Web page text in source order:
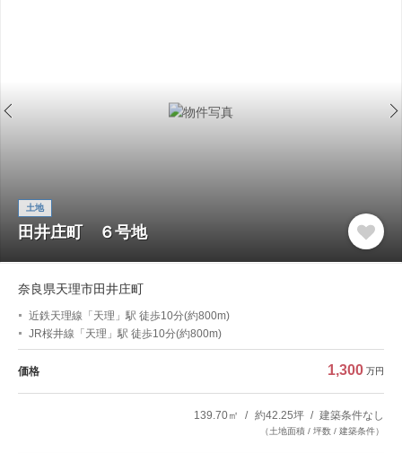
土地
田井庄町 ６号地
奈良県天理市田井庄町
近鉄天理線「天理」駅 徒歩10分(約800m)
JR桜井線「天理」駅 徒歩10分(約800m)
価格 1,300 万円
139.70㎡ 約42.25坪 建築条件なし
（土地面積 / 坪数 / 建築条件）